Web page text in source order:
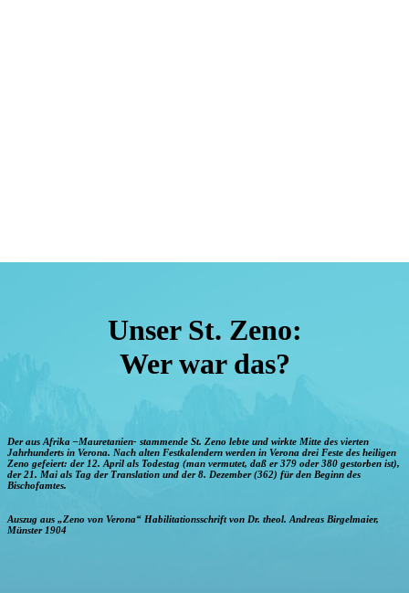
Unser St. Zeno:
Wer war das?
Der aus Afrika –Mauretanien- stammende St. Zeno lebte und wirkte Mitte des vierten
Jahrhunderts in Verona. Nach alten Festkalendern werden in Verona drei Feste des heiligen
Zeno gefeiert: der 12. April als Todestag (man vermutet, daß er 379 oder 380 gestorben ist),
der 21. Mai als Tag der Translation und der 8. Dezember (362) für den Beginn des
Bischofamtes.
Auszug aus „Zeno von Verona“ Habilitationsschrift von Dr. theol. Andreas Birgelmaier,
Münster 1904